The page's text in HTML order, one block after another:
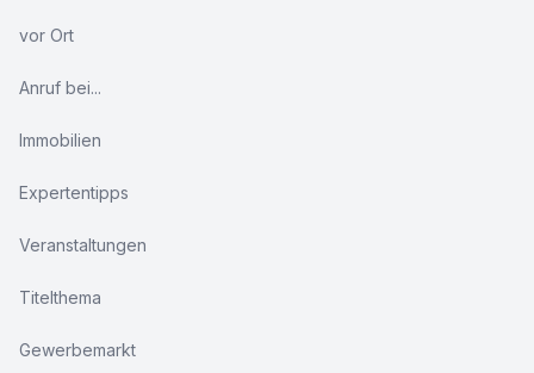
vor Ort
Anruf bei...
Immobilien
Expertentipps
Veranstaltungen
Titelthema
Gewerbemarkt